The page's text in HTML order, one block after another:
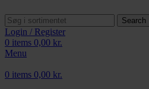
Search
Login / Register
0 items 0,00 kr.
Menu
0 items 0,00 kr.